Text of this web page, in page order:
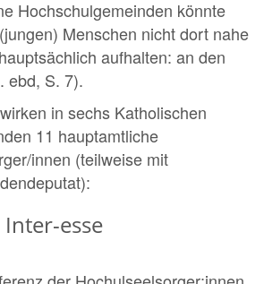
Hochschulgemeinden könnte
Menschen nicht dort nahe
aufhalten: an den
ebd, S. 7).
in sechs Katholischen
11 hauptamtliche
innen (teilweise mit
esse